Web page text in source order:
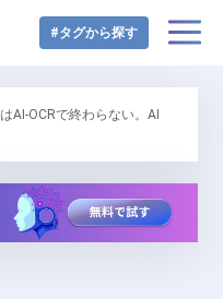
#タグから探す
AI-OCRで終わらない。AI